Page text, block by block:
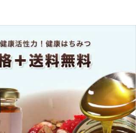
初回限定 お試し価
格 プレミアム マヌ